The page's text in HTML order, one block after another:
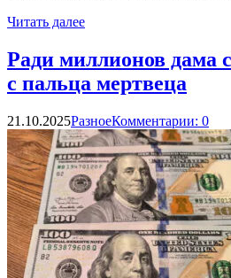
Читать далее
Ради миллионов дама
с пальца мертвеца
21.10.2025РазноеКомментарии: 0